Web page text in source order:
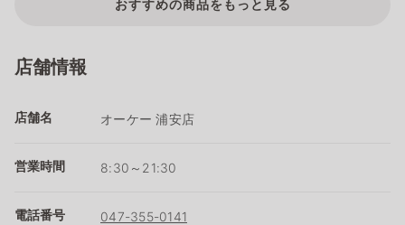
おすすめの商品をもっと見る
店舗情報
店舗名 オーケー 浦安店
営業時間 8:30～21:30
電話番号 047-355-0141